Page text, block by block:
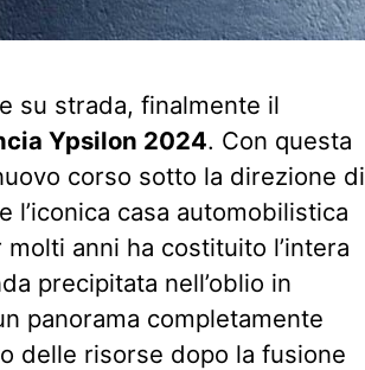
su strada, finalmente il
Ypsilon 2024. Con questa
corso sotto la direzione di
l’iconica casa automobilistica
anni ha costituito l’intera
precipitata nell’oblio in
panorama completamente
delle risorse dopo la fusione